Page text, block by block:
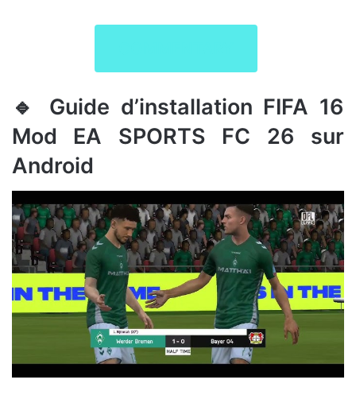
🔹 Guide d’installation FIFA 16
Mod EA SPORTS FC 26 sur
Android